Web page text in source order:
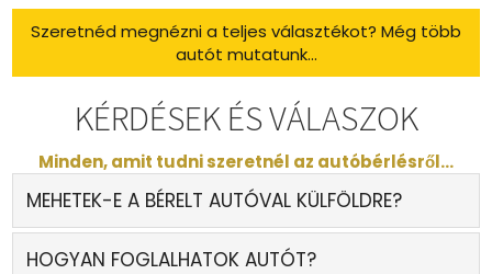
Szeretnéd megnézni a teljes választékot? Még több
autót mutatunk...
KÉRDÉSEK ÉS VÁLASZOK
Minden, amit tudni szeretnél az autóbérlésről...
MEHETEK-E A BÉRELT AUTÓVAL KÜLFÖLDRE?
HOGYAN FOGLALHATOK AUTÓT?